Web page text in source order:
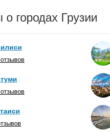
городах Грузии